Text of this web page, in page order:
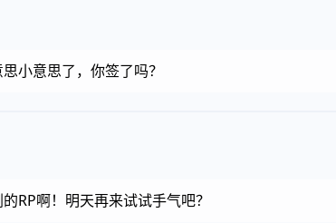
小意思了，你签了吗？
RP啊！明天再来试试手气吧？